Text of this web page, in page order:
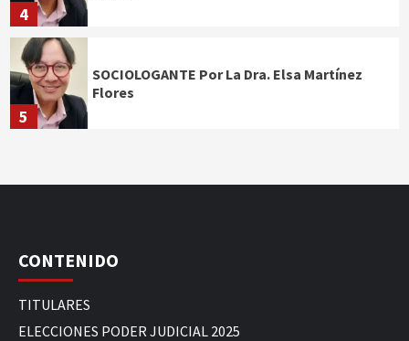
4
5
SOCIOLOGANTE Por La Dra. Elsa Martínez
Flores
CONTENIDO
TITULARES
ELECCIONES PODER JUDICIAL 2025